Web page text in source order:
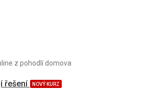
z pohodlí domova
řešení NOVÝ KURZ